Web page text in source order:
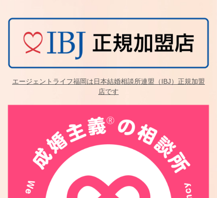
エージェントライフ福岡は日本結婚相談所連盟（IBJ）正規加盟
店です